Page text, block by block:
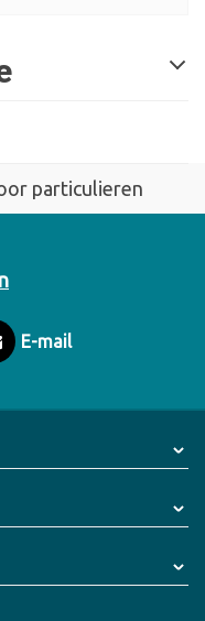
particulieren
E-mail